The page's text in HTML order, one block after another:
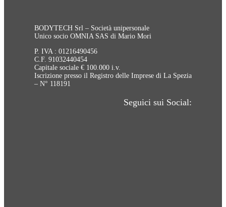
BODYTECH Srl – Società unipersonale
Unico socio OMNIA SAS di Mario Mori
P. IVA : 01216490456
C.F. 91032440454
Capitale sociale € 100.000 i.v.
Iscrizione presso il Registro delle Imprese di La Spezia
– N° 118191
Seguici sui Social: